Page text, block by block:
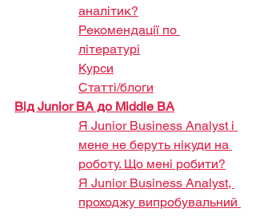
аналітик?
Рекомендації по
літературі
Курси
Статті/блоги
Від Junior BA до Middle BA
Я Junior Business Analyst і
мене не беруть нікуди на
роботу. Що мені робити?
Я Junior Business Analyst,
проходжу випробувальний